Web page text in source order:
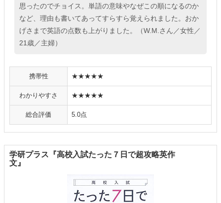
思ったのでチョイス。単語の意味やなぜこの順になるのか
など、理由も書いてあってすらすら覚えられました。おか
げさまで英語の点数も上がりました。（W.M.さん／女性／
21歳／主婦）
携帯性 ★★★★★
わかりやすさ ★★★★★
総合評価 5.0点
学研プラス『高校入試たった７日で超攻略英作
文』